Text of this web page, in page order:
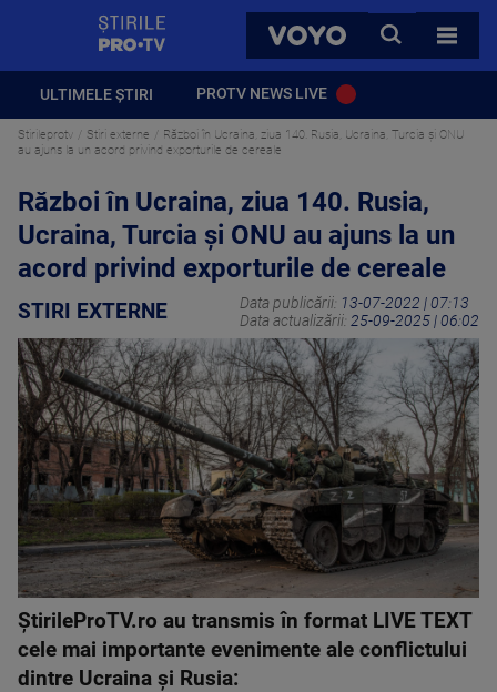
VOYO
CAUTA
TOATE
ULTIMELE ȘTIRI PROTV NEWS LIVE
Stirileprotv Stiri externe
Război în Ucraina, ziua 140. Rusia, Ucraina, Turcia și ONU
au ajuns la un acord privind exporturile de cereale
Război în Ucraina, ziua 140. Rusia,
Ucraina, Turcia și ONU au ajuns la un
acord privind exporturile de cereale
STIRI EXTERNE Data publicării: 13-07-2022 | 07:13
Data actualizării: 25-09-2025 | 06:02
ȘtirileProTV.ro au transmis în format LIVE TEXT
cele mai importante evenimente ale conflictului
dintre Ucraina și Rusia: